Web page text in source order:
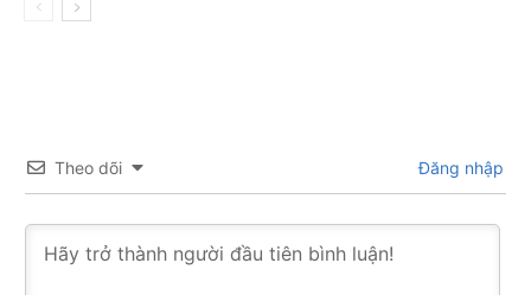
Theo dõi Đăng nhập